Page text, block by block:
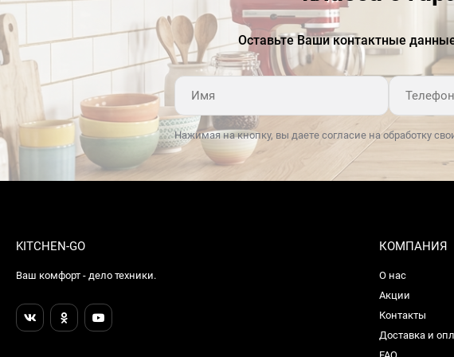
столешницы
Мощность
Напряжение, В
Передняя
Передняя
Система
Таймер
Задняя левая,
Оставьте Ваши контактные
Нажимая на кнопку, вы даете согласие на обработку
KITCHEN-GO
Ваш комфорт - дело техники.
КОМПАНИЯ
О нас
Акции
Контакты
Доставка и